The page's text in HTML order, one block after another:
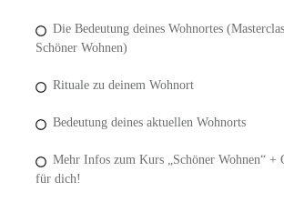
Die Bedeutung deines Wohnortes
Schöner Wohnen)
Rituale zu deinem Wohnort
Bedeutung deines aktuellen Wohnorts
Mehr Infos zum Kurs „Schöner Wohnen“ +
für dich!